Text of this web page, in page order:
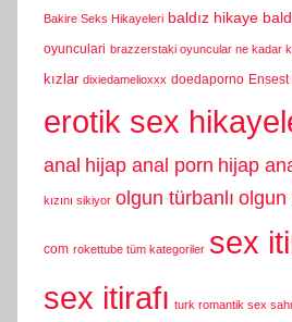
Bakire Seks Hikayeleri baldız hikaye
oyunculari brazzerstaki oyuncular ne kadar
kızlar dixiedamelioxxx doedaporno Ensest
erotik sex
anal hijap anal porn hijap
kızını sikiyor olgun türbanlı olgun
com rokettube tüm kategoriler sex
sex itirafı turk romantik sex